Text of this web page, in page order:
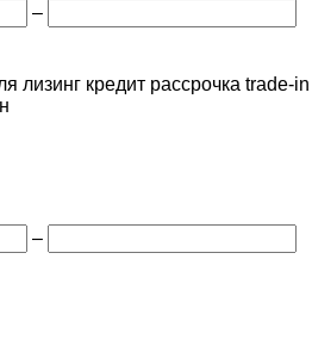
–
лизинг кредит рассрочка trade-in
–